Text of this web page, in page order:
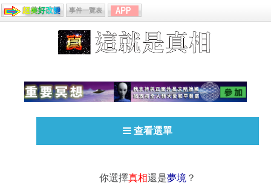
事件一覽表
查看選單
你選擇真相還是夢境 ？